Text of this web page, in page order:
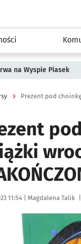
na Wyspie Piasek
11:54 | Autor:
Magdalena Talik
aby powiększyć